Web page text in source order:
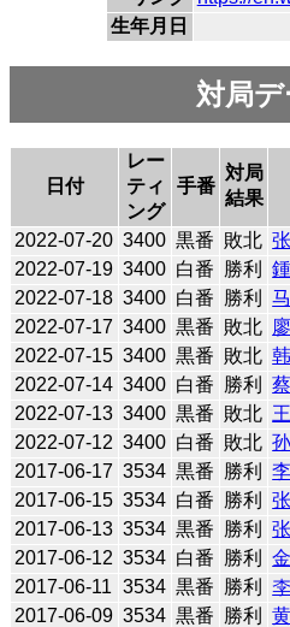
生年月日
対局デ
日付
レー
ティ
ング
手番
対局
結果
2022-07-20 3400 黒番 敗北
2022-07-19 3400 白番 勝利
2022-07-18 3400 白番 勝利
2022-07-17 3400 黒番 敗北
2022-07-15 3400 黒番 敗北
2022-07-14 3400 白番 勝利
2022-07-13 3400 黒番 敗北
2022-07-12 3400 白番 敗北
2017-06-17 3534 黒番 勝利
2017-06-15 3534 白番 勝利
2017-06-13 3534 黒番 勝利
2017-06-12 3534 白番 勝利
2017-06-11 3534 黒番 勝利
2017-06-09 3534 黒番 勝利